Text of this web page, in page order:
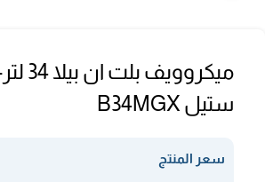
ستيل B34MGX
سعر المنتج